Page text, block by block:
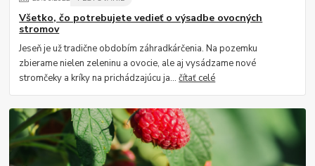
Všetko, čo potrebujete vedieť o výsadbe ovocných
stromov
Jeseň je už tradične obdobím záhradkárčenia. Na pozemku
zbierame nielen zeleninu a ovocie, ale aj vysádzame nové
stromčeky a kríky na prichádzajúcu ja...čítať celé